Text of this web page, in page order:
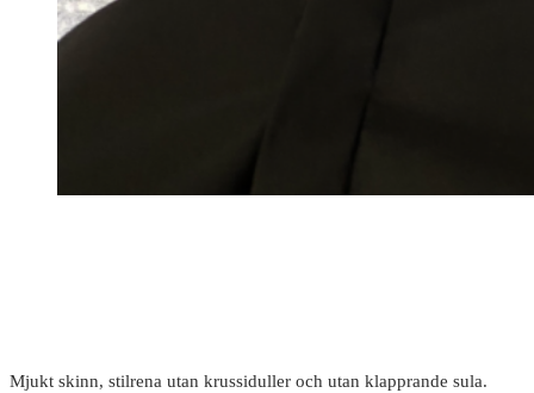
Mjukt skinn, stilrena utan krussiduller och utan klapprande sula.